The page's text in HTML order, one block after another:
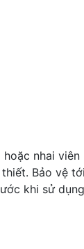
nhai
Bảo vệ
khi sử